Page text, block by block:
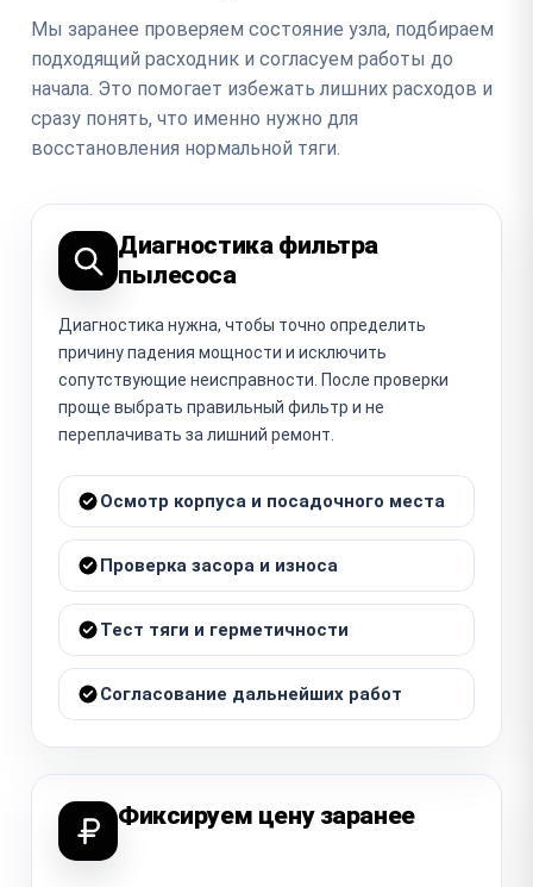
Мы заранее проверяем состояние узла, подбираем
подходящий расходник и согласуем работы до
начала. Это помогает избежать лишних расходов и
сразу понять, что именно нужно для
восстановления нормальной тяги.
Диагностика фильтра
пылесоса
Диагностика нужна, чтобы точно определить
причину падения мощности и исключить
сопутствующие неисправности. После проверки
проще выбрать правильный фильтр и не
переплачивать за лишний ремонт.
Осмотр корпуса и посадочного места
Проверка засора и износа
Тест тяги и герметичности
Согласование дальнейших работ
Фиксируем цену заранее